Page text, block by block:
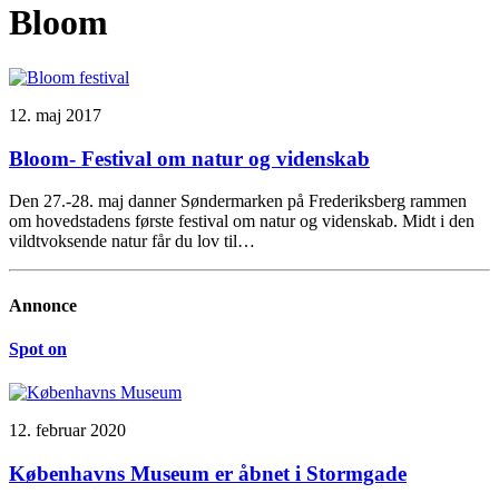
Bloom
12. maj 2017
Bloom- Festival om natur og videnskab
Den 27.-28. maj danner Søndermarken på Frederiksberg rammen
om hovedstadens første festival om natur og videnskab. Midt i den
vildtvoksende natur får du lov til…
Annonce
Spot on
12. februar 2020
Københavns Museum er åbnet i Stormgade